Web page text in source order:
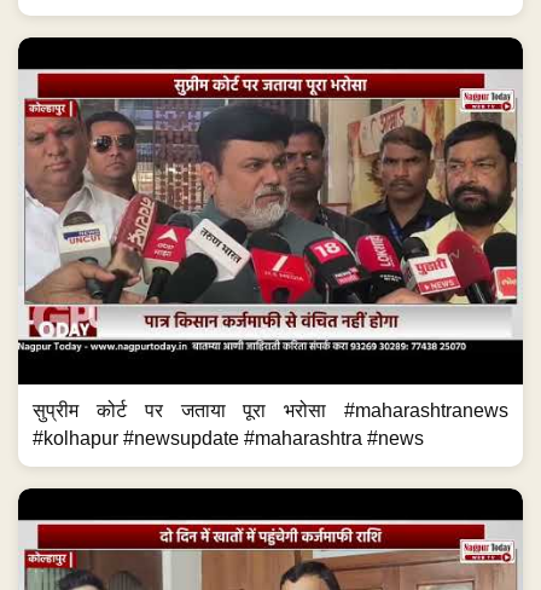
सुप्रीम कोर्ट पर जताया पूरा भरोसा #maharashtranews
#kolhapur #newsupdate #maharashtra #news